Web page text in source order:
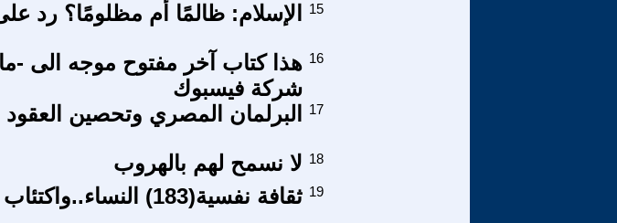
الإسلام: ظالمًا أم مظلومًا؟ رد 15
هذا كتاب آخر مفتوح موجه الى
شركة فيسبوك
16
البرلمان المصري وتحصين العقود 17
لا نسمح لهم بالهروب 18
ثقافة نفسية(183) النساء..واكتئاب الشتاء 19